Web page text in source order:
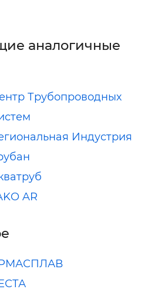
аналогичные
Трубопроводных
Индустрия
AR